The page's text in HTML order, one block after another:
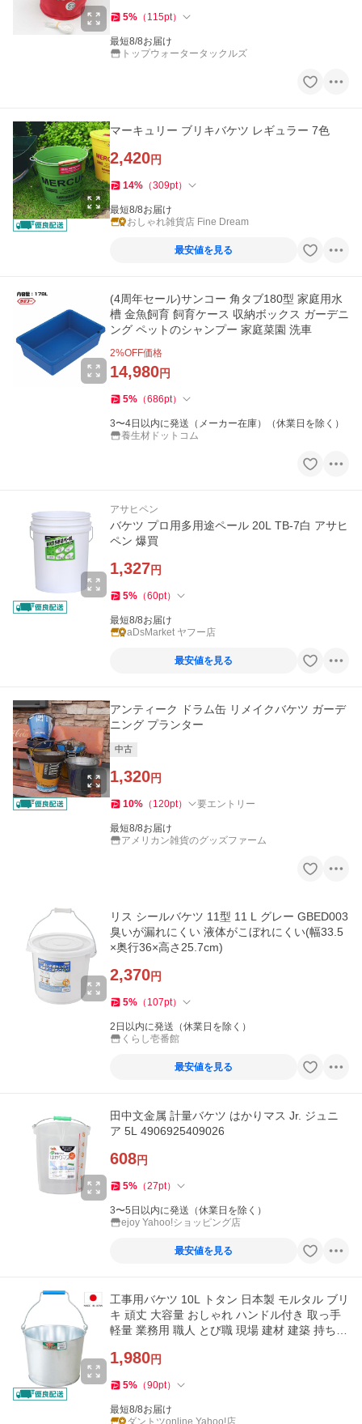
5% （ 115pt）
最短8/8お届け
トップウォータータックルズ
マーキュリー ブリキバケツ レギュラー 7色
2,420円
14% （309pt）
最短8/8お届け
おしゃれ雑貨店 Fine Dream
最安値を見る
(4周年セール)サンコー 角タブ180型 家庭用水
槽 金魚飼育 飼育ケース 収納ボックス ガーデニ
ング ペットのシャンプー 家庭菜園 洗車
2%OFF価格
14,980円
5% （686pt）
3〜4日以内に発送（メーカー在庫）（休業日を除く）
養生材ドットコム
アサヒペン
バケツ プロ用多用途ペール 20L TB-7白 アサヒ
ペン 爆買
1,327円
5% （60pt）
最短8/8お届け
aDsMarket ヤフー店
最安値を見る
アンティーク ドラム缶 リメイクバケツ ガーデ
ニング プランター
中古
1,320円
10% （ 120pt） 要エントリー
最短8/8お届け
アメリカン雑貨のグッズファーム
リス シールバケツ 11型 11 L グレー GBED003
臭いが漏れにくい 液体がこぼれにくい(幅33.5
×奥行36×高さ25.7cm)
2,370円
5% （ 107pt）
2日以内に発送（休業日を除く）
くらし壱番館
最安値を見る
田中文金属 計量バケツ はかりマス Jr. ジュニ
ア 5L 4906925409026
608円
5% （27pt）
3〜5日以内に発送（休業日を除く）
ejoy Yahoo!ショッピング店
最安値を見る
工事用バケツ 10L トタン 日本製 モルタル ブリ
キ 頑丈 大容量 おしゃれ ハンドル付き 取っ手
軽量 業務用 職人 とび職 現場 建材 建築 持ち運
1,980円
5% （90pt）
最短8/8お届け
ダントツonline Yahoo!店